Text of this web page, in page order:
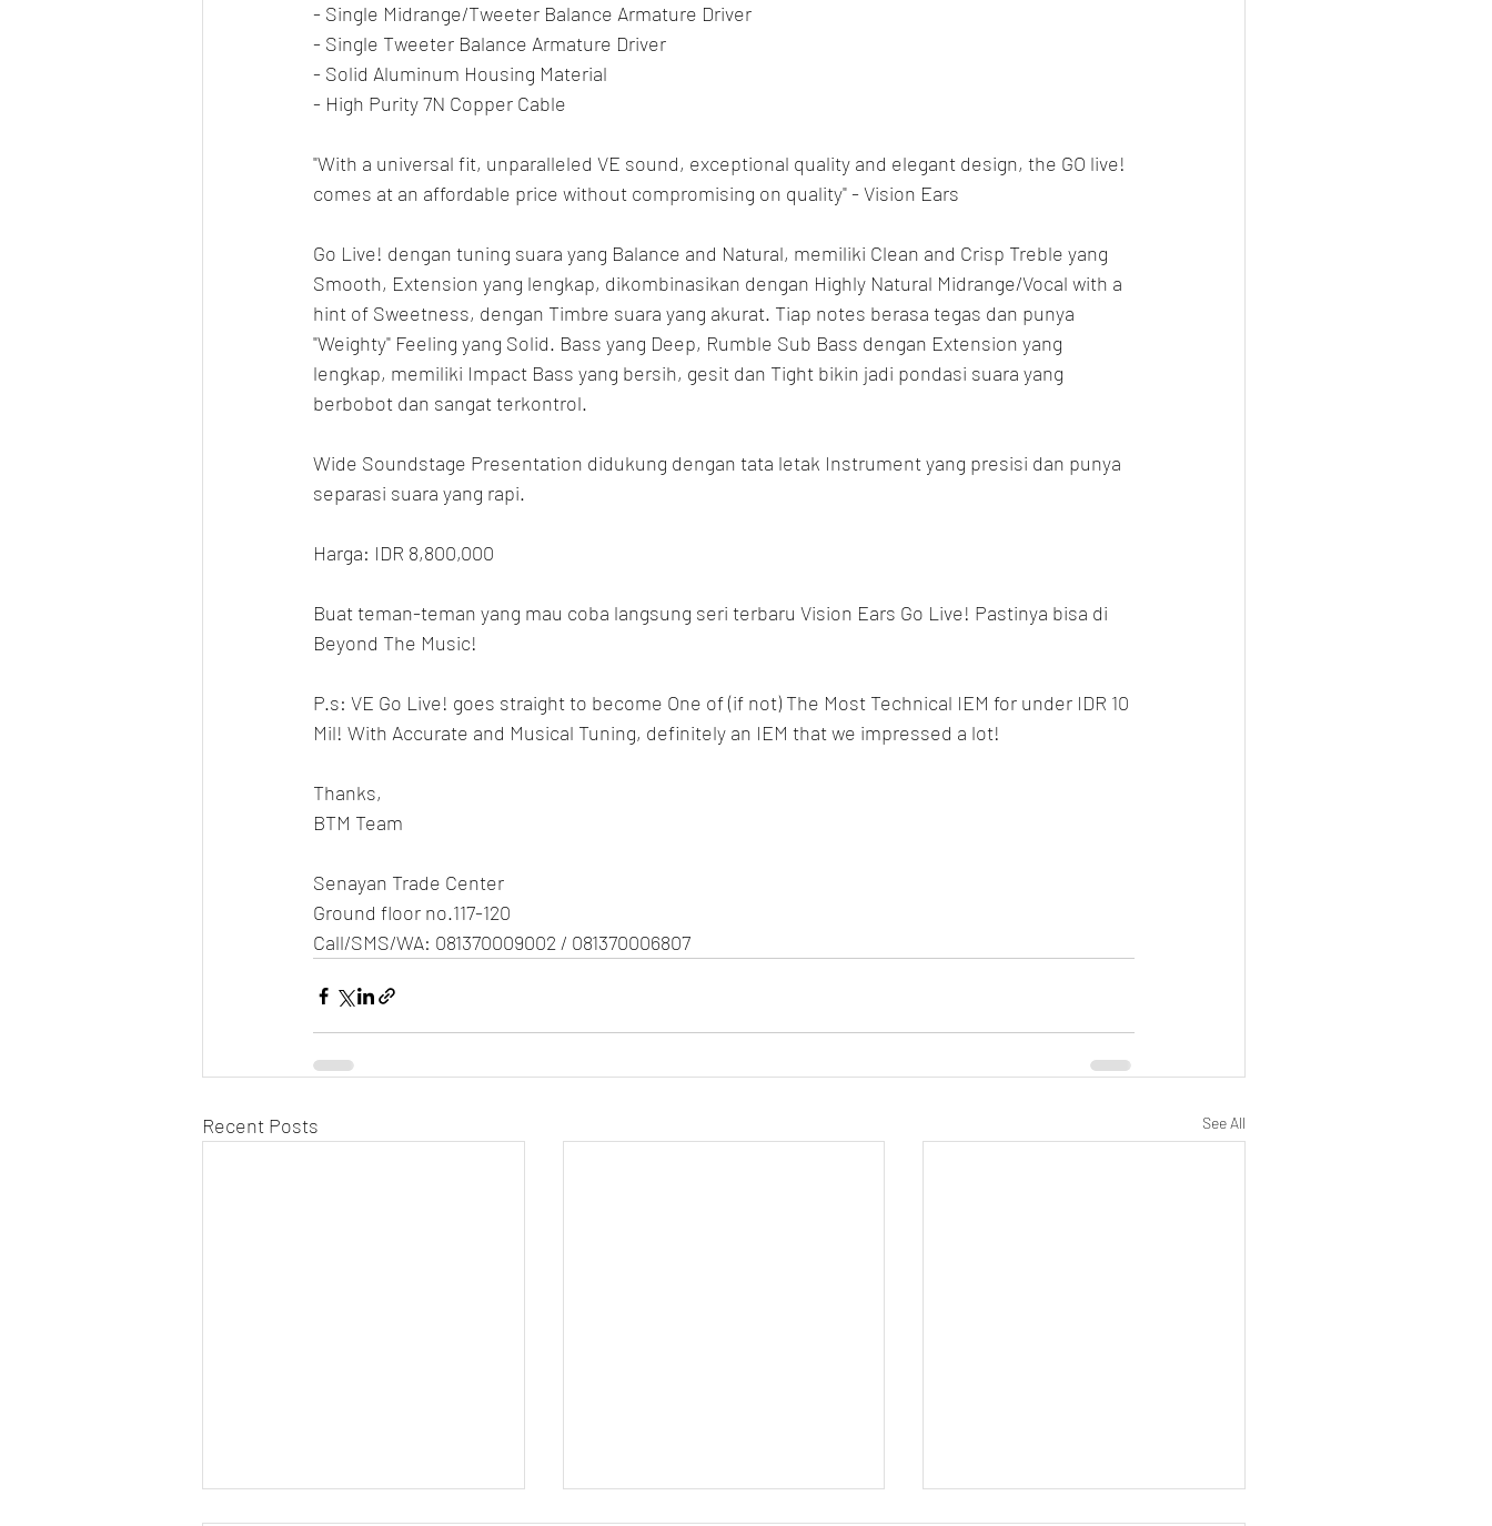
- Single Midrange/Tweeter Balance Armature Driver
- Single Tweeter Balance Armature Driver
- Solid Aluminum Housing Material
- High Purity 7N Copper Cable
"With a universal fit, unparalleled VE sound, exceptional quality and elegant design, the GO live!
comes at an affordable price without compromising on quality" - Vision Ears
Go Live! dengan tuning suara yang Balance and Natural, memiliki Clean and Crisp Treble yang
Smooth, Extension yang lengkap, dikombinasikan dengan Highly Natural Midrange/Vocal with a
hint of Sweetness, dengan Timbre suara yang akurat. Tiap notes berasa tegas dan punya
"Weighty" Feeling yang Solid. Bass yang Deep, Rumble Sub Bass dengan Extension yang
lengkap, memiliki Impact Bass yang bersih, gesit dan Tight bikin jadi pondasi suara yang
berbobot dan sangat terkontrol.
Wide Soundstage Presentation didukung dengan tata letak Instrument yang presisi dan punya
separasi suara yang rapi.
Harga: IDR 8,800,000
Buat teman-teman yang mau coba langsung seri terbaru Vision Ears Go Live! Pastinya bisa di
Beyond The Music!
P.s: VE Go Live! goes straight to become One of (if not) The Most Technical IEM for under IDR 10
Mil! With Accurate and Musical Tuning, definitely an IEM that we impressed a lot!
Thanks,
BTM Team
Senayan Trade Center
Ground floor no.117-120
Call/SMS/WA: 081370009002 / 081370006807
Recent Posts See All